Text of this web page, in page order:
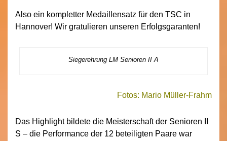
Also ein kompletter Medaillensatz für den TSC in
Hannover! Wir gratulieren unseren Erfolgsgaranten!
Siegerehrung LM Senioren II A
Fotos: Mario Müller-Frahm
Das Highlight bildete die Meisterschaft der Senioren II
S – die Performance der 12 beteiligten Paare war